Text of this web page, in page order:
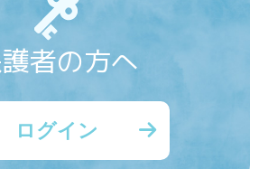
者の方へ
ログイン